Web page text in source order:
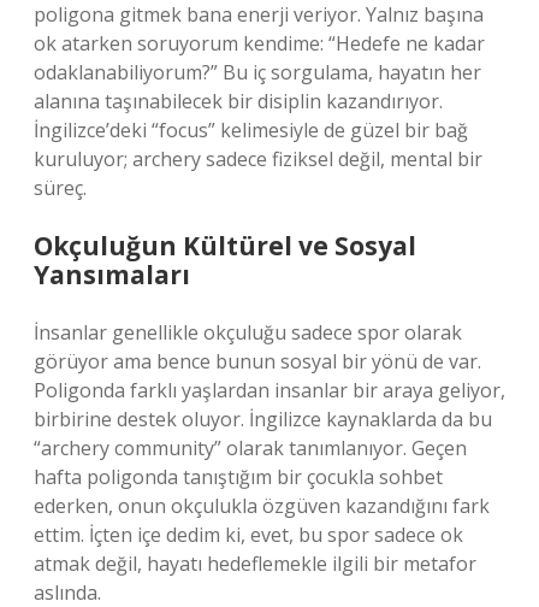
poligona gitmek bana enerji veriyor. Yalnız başına
ok atarken soruyorum kendime: “Hedefe ne kadar
odaklanabiliyorum?” Bu iç sorgulama, hayatın her
alanına taşınabilecek bir disiplin kazandırıyor.
İngilizce’deki “focus” kelimesiyle de güzel bir bağ
kuruluyor; archery sadece fiziksel değil, mental bir
süreç.
Okçuluğun Kültürel ve Sosyal
Yansımaları
İnsanlar genellikle okçuluğu sadece spor olarak
görüyor ama bence bunun sosyal bir yönü de var.
Poligonda farklı yaşlardan insanlar bir araya geliyor,
birbirine destek oluyor. İngilizce kaynaklarda da bu
“archery community” olarak tanımlanıyor. Geçen
hafta poligonda tanıştığım bir çocukla sohbet
ederken, onun okçulukla özgüven kazandığını fark
ettim. İçten içe dedim ki, evet, bu spor sadece ok
atmak değil, hayatı hedeflemekle ilgili bir metafor
aslında.